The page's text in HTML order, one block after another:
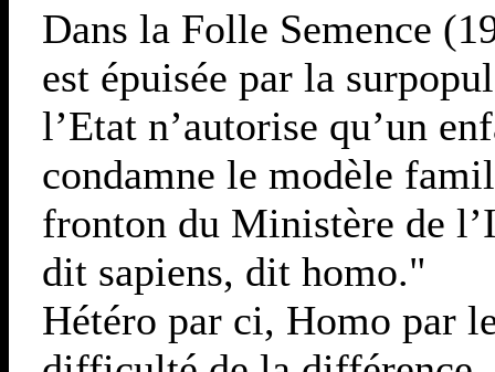
Dans la Folle Semence
est épuisée par la
l’Etat n’autorise qu’un
condamne le modèle
fronton du Ministère de
dit sapiens, dit homo."
Hétéro par ci, Homo par